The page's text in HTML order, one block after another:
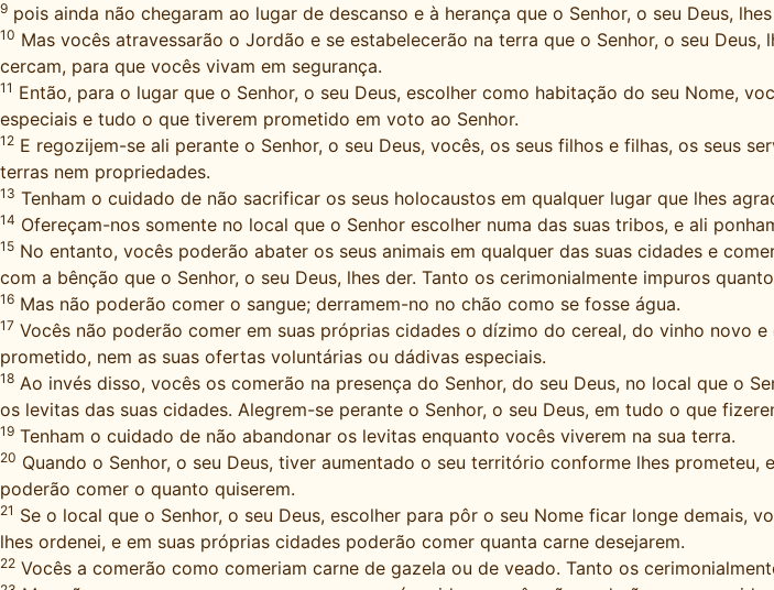
9 pois ainda não chegaram ao lugar de descanso e à herança que o Senhor, o seu Deus,
10 Mas vocês atravessarão o Jordão e se estabelecerão na terra que o Senhor, o seu
cercam, para que vocês vivam em segurança.
11 Então, para o lugar que o Senhor, o seu Deus, escolher como habitação do seu Nome,
especiais e tudo o que tiverem prometido em voto ao Senhor.
12 E regozijem-se ali perante o Senhor, o seu Deus, vocês, os seus filhos e filhas, os seus
terras nem propriedades.
13 Tenham o cuidado de não sacrificar os seus holocaustos em qualquer lugar que lhes
14 Ofereçam-nos somente no local que o Senhor escolher numa das suas tribos, e ali
15 No entanto, vocês poderão abater os seus animais em qualquer das suas cidades e
com a bênção que o Senhor, o seu Deus, lhes der. Tanto os cerimonialmente impuros
16 Mas não poderão comer o sangue; derramem-no no chão como se fosse água.
17 Vocês não poderão comer em suas próprias cidades o dízimo do cereal, do vinho novo
prometido, nem as suas ofertas voluntárias ou dádivas especiais.
18 Ao invés disso, vocês os comerão na presença do Senhor, do seu Deus, no local que o
os levitas das suas cidades. Alegrem-se perante o Senhor, o seu Deus, em tudo o que
19 Tenham o cuidado de não abandonar os levitas enquanto vocês viverem na sua terra.
20 Quando o Senhor, o seu Deus, tiver aumentado o seu território conforme lhes
poderão comer o quanto quiserem.
21 Se o local que o Senhor, o seu Deus, escolher para pôr o seu Nome ficar longe demais,
lhes ordenei, e em suas próprias cidades poderão comer quanta carne desejarem.
22 Vocês a comerão como comeriam carne de gazela ou de veado. Tanto os